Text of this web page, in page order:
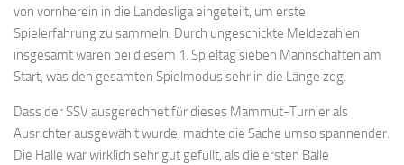
von vornherein in die Landesliga eingeteilt, um erste
Spielerfahrung zu sammeln. Durch ungeschickte Meldezahlen
insgesamt waren bei diesem 1. Spieltag sieben Mannschaften am
Start, was den gesamten Spielmodus sehr in die Länge zog.
Dass der SSV ausgerechnet für dieses Mammut-Turnier als
Ausrichter ausgewählt wurde, machte die Sache umso spannender.
Die Halle war wirklich sehr gut gefüllt, als die ersten Bälle